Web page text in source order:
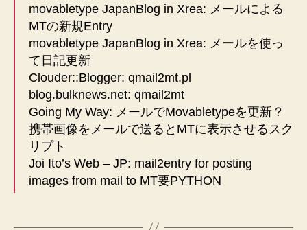
movabletype JapanBlog in Xrea: メールによる
MTの新規Entry
movabletype JapanBlog in Xrea: メールを使っ
て日記更新
Clouder::Blogger: qmail2mt.pl
blog.bulknews.net: qmail2mt
Going My Way: メールでMovabletypeを更新？
携帯画像をメールで送るとMTに表示させるスク
リプト
Joi Ito’s Web – JP: mail2entry for posting
images from mail to MT要PYTHON